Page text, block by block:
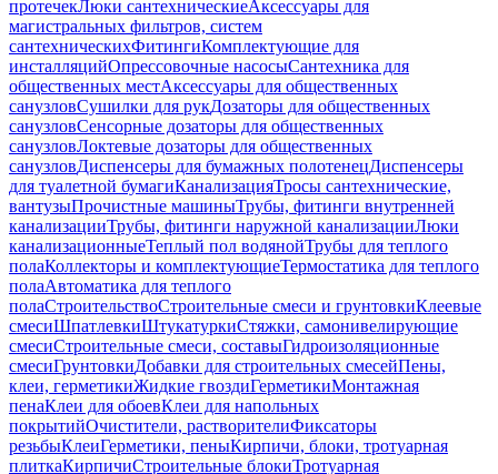
протечекЛюки сантехническиеАксессуары для
магистральных фильтров, систем
сантехническихФитингиКомплектующие для
инсталляцийОпрессовочные насосыСантехника для
общественных местАксессуары для общественных
санузловСушилки для рукДозаторы для общественных
санузловСенсорные дозаторы для общественных
санузловЛоктевые дозаторы для общественных
санузловДиспенсеры для бумажных полотенецДиспенсеры
для туалетной бумагиКанализацияТросы сантехнические,
вантузыПрочистные машиныТрубы, фитинги внутренней
канализацииТрубы, фитинги наружной канализацииЛюки
канализационныеТеплый пол водянойТрубы для теплого
полаКоллекторы и комплектующиеТермостатика для теплого
полаАвтоматика для теплого
полаСтроительствоСтроительные смеси и грунтовкиКлеевые
смесиШпатлевкиШтукатуркиСтяжки, самонивелирующие
смесиСтроительные смеси, составыГидроизоляционные
смесиГрунтовкиДобавки для строительных смесейПены,
клеи, герметикиЖидкие гвоздиГерметикиМонтажная
пенаКлеи для обоевКлеи для напольных
покрытийОчистители, растворителиФиксаторы
резьбыКлеиГерметики, пеныКирпичи, блоки, тротуарная
плиткаКирпичиСтроительные блокиТротуарная